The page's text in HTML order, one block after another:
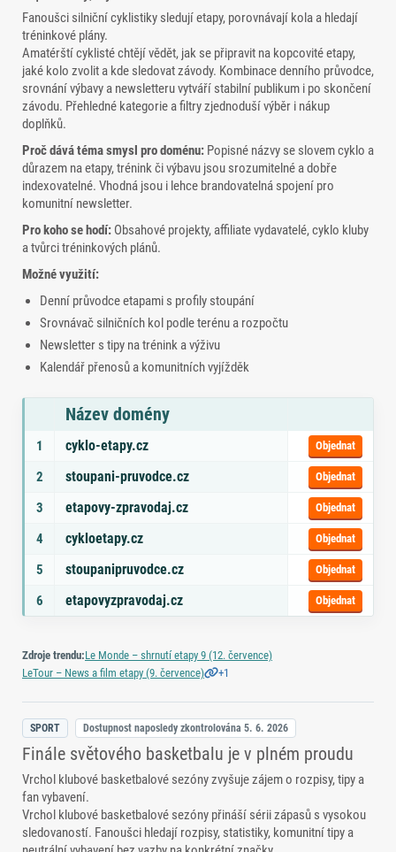
Fanoušci silniční cyklistiky sledují etapy, porovnávají kola a hledají
tréninkové plány.
Amatérští cyklisté chtějí vědět, jak se připravit na kopcovité etapy,
jaké kolo zvolit a kde sledovat závody. Kombinace denního průvodce,
srovnání výbavy a newsletteru vytváří stabilní publikum i po skončení
závodu. Přehledné kategorie a filtry zjednoduší výběr i nákup
doplňků.
Proč dává téma smysl pro doménu: Popisné názvy se slovem cyklo a
důrazem na etapy, trénink či výbavu jsou srozumitelné a dobře
indexovatelné. Vhodná jsou i lehce brandovatelná spojení pro
komunitní newsletter.
Pro koho se hodí: Obsahové projekty, affiliate vydavatelé, cyklo kluby
a tvůrci tréninkových plánů.
Možné využití:
Denní průvodce etapami s profily stoupání
Srovnávač silničních kol podle terénu a rozpočtu
Newsletter s tipy na trénink a výživu
Kalendář přenosů a komunitních vyjížděk
Seznam doporučených domén s tématy a odkazem na objednávku
Název domény
1 cyklo-etapy.cz Objednat
2 stoupani-pruvodce.cz Objednat
3 etapovy-zpravodaj.cz Objednat
4 cykloetapy.cz Objednat
5 stoupanipruvodce.cz Objednat
6 etapovyzpravodaj.cz Objednat
Zdroje trendu:Le Monde – shrnutí etapy 9 (12. července)
LeTour – News a film etapy (9. července)
+1
SPORT Dostupnost naposledy zkontrolována 5. 6. 2026
Finále světového basketbalu je v plném proudu
Vrchol klubové basketbalové sezóny zvyšuje zájem o rozpisy, tipy a
fan vybavení.
Vrchol klubové basketbalové sezóny přináší sérii zápasů s vysokou
sledovaností. Fanoušci hledají rozpisy, statistiky, komunitní tipy a